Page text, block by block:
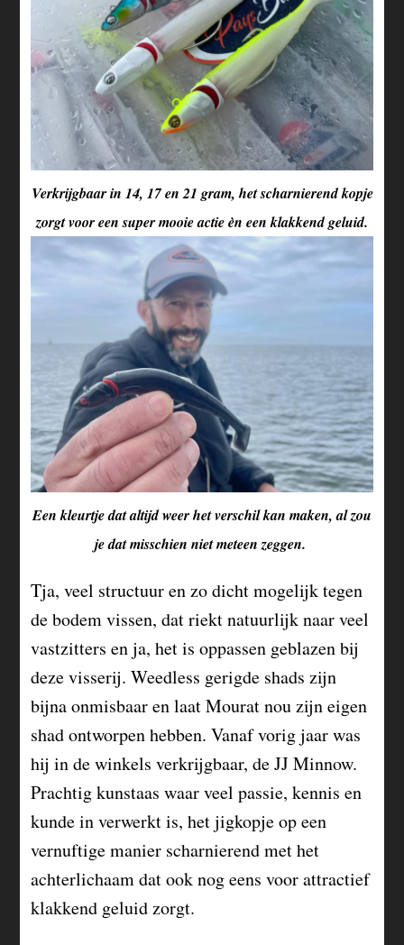
Verkrijgbaar in 14, 17 en 21 gram, het scharnierend kopje
zorgt voor een super mooie actie èn een klakkend geluid.
Een kleurtje dat altijd weer het verschil kan maken, al zou
je dat misschien niet meteen zeggen.
Tja, veel structuur en zo dicht mogelijk tegen
de bodem vissen, dat riekt natuurlijk naar veel
vastzitters en ja, het is oppassen geblazen bij
deze visserij. Weedless gerigde shads zijn
bijna onmisbaar en laat Mourat nou zijn eigen
shad ontworpen hebben. Vanaf vorig jaar was
hij in de winkels verkrijgbaar, de JJ Minnow.
Prachtig kunstaas waar veel passie, kennis en
kunde in verwerkt is, het jigkopje op een
vernuftige manier scharnierend met het
achterlichaam dat ook nog eens voor attractief
klakkend geluid zorgt.